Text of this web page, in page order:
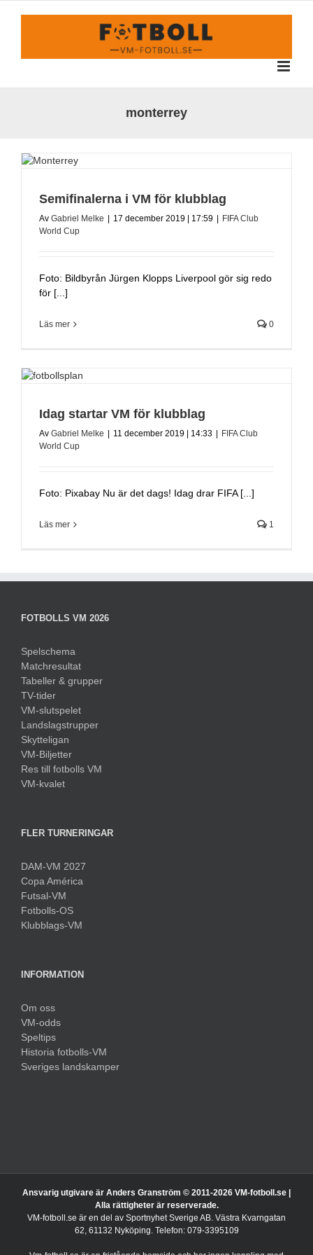
monterrey
Semifinalerna i VM för klubblag
Av Gabriel Melke | 17 december 2019 | 17:59 | FIFA Club
World Cup
Foto: Bildbyrån Jürgen Klopps Liverpool gör sig redo
för [...]
Läs mer 0
Idag startar VM för klubblag
Av Gabriel Melke | 11 december 2019 | 14:33 | FIFA Club
World Cup
Foto: Pixabay Nu är det dags! Idag drar FIFA [...]
Läs mer 1
FOTBOLLS VM 2026
Spelschema
Matchresultat
Tabeller & grupper
TV-tider
VM-slutspelet
Landslagstrupper
Skytteligan
VM-Biljetter
Res till fotbolls VM
VM-kvalet
FLER TURNERINGAR
DAM-VM 2027
Copa América
Futsal-VM
Fotbolls-OS
Klubblags-VM
INFORMATION
Om oss
VM-odds
Speltips
Historia fotbolls-VM
Sveriges landskamper
Ansvarig utgivare är Anders Granström © 2011-2026 VM-fotboll.se |
Alla rättigheter är reserverade.
VM-fotboll.se är en del av Sportnyhet Sverige AB. Västra Kvarngatan
62, 61132 Nyköping. Telefon: 079-3395109